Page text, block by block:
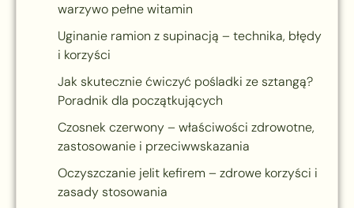
warzywo pełne witamin
Uginanie ramion z supinacją – technika, błędy
i korzyści
Jak skutecznie ćwiczyć pośladki ze sztangą?
Poradnik dla początkujących
Czosnek czerwony – właściwości zdrowotne,
zastosowanie i przeciwwskazania
Oczyszczanie jelit kefirem – zdrowe korzyści i
zasady stosowania